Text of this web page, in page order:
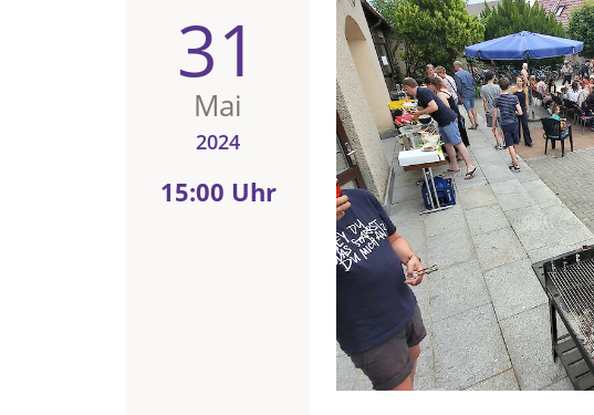
31
Mai
2024
15:00 Uhr